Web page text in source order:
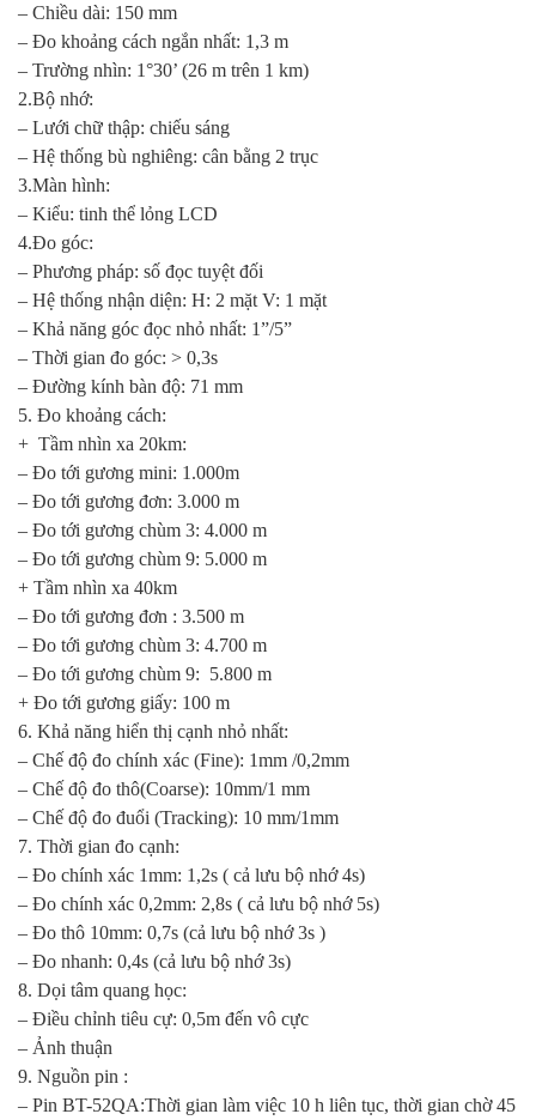
– Chiều dài: 150 mm
– Đo khoảng cách ngắn nhất: 1,3 m
– Trường nhìn: 1°30’ (26 m trên 1 km)
2.Bộ nhớ:
– Lưới chữ thập: chiếu sáng
– Hệ thống bù nghiêng: cân bằng 2 trục
3.Màn hình:
– Kiểu: tinh thể lỏng LCD
4.Đo góc:
– Phương pháp: số đọc tuyệt đối
– Hệ thống nhận diện: H: 2 mặt V: 1 mặt
– Khả năng góc đọc nhỏ nhất: 1”/5”
– Thời gian đo góc: > 0,3s
– Đường kính bàn độ: 71 mm
5. Đo khoảng cách:
+ Tầm nhìn xa 20km:
– Đo tới gương mini: 1.000m
– Đo tới gương đơn: 3.000 m
– Đo tới gương chùm 3: 4.000 m
– Đo tới gương chùm 9: 5.000 m
+ Tầm nhìn xa 40km
– Đo tới gương đơn : 3.500 m
– Đo tới gương chùm 3: 4.700 m
– Đo tới gương chùm 9: 5.800 m
+ Đo tới gương giấy: 100 m
6. Khả năng hiển thị cạnh nhỏ nhất:
– Chế độ đo chính xác (Fine): 1mm /0,2mm
– Chế độ đo thô(Coarse): 10mm/1 mm
– Chế độ đo đuổi (Tracking): 10 mm/1mm
7. Thời gian đo cạnh:
– Đo chính xác 1mm: 1,2s ( cả lưu bộ nhớ 4s)
– Đo chính xác 0,2mm: 2,8s ( cả lưu bộ nhớ 5s)
– Đo thô 10mm: 0,7s (cả lưu bộ nhớ 3s )
– Đo nhanh: 0,4s (cả lưu bộ nhớ 3s)
8. Dọi tâm quang học:
– Điều chỉnh tiêu cự: 0,5m đến vô cực
– Ảnh thuận
9. Nguồn pin :
– Pin BT-52QA:Thời gian làm việc 10 h liên tục, thời gian chờ 45